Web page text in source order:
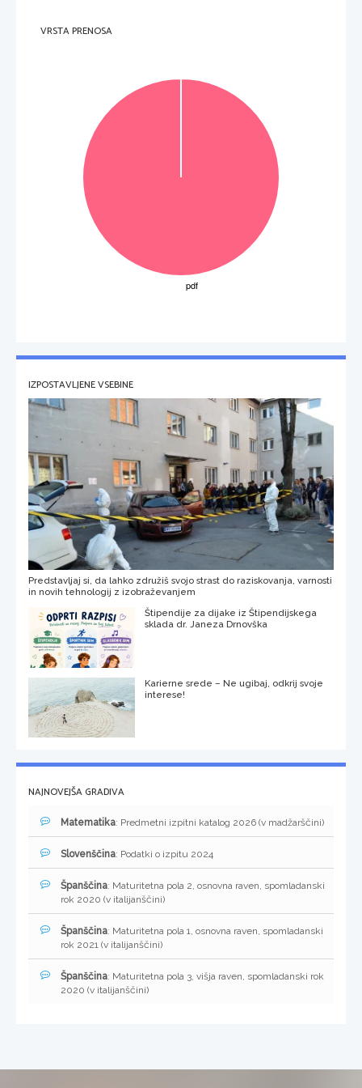
VRSTA PRENOSA
IZPOSTAVLJENE VSEBINE
Predstavljaj si, da lahko združiš svojo strast do raziskovanja, varnosti
in novih tehnologij z izobraževanjem
Štipendije za dijake iz Štipendijskega
sklada dr. Janeza Drnovška
Karierne srede – Ne ugibaj, odkrij svoje
interese!
NAJNOVEJŠA GRADIVA
Matematika: Predmetni izpitni katalog 2026 (v madžarščini)
Slovenščina: Podatki o izpitu 2024
Španščina: Maturitetna pola 2, osnovna raven, spomladanski
rok 2020 (v italijanščini)
Španščina: Maturitetna pola 1, osnovna raven, spomladanski
rok 2021 (v italijanščini)
Španščina: Maturitetna pola 3, višja raven, spomladanski rok
2020 (v italijanščini)